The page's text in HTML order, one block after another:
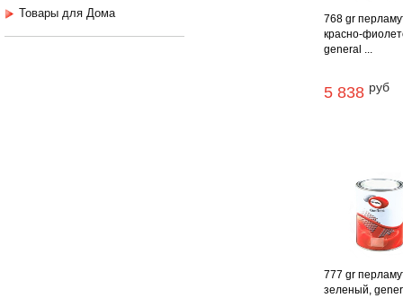
Товары для Дома
768 gr
красно-
general ...
5 838 руб
777 gr
зеленый,